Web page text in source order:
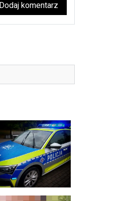
Dodaj komentarz